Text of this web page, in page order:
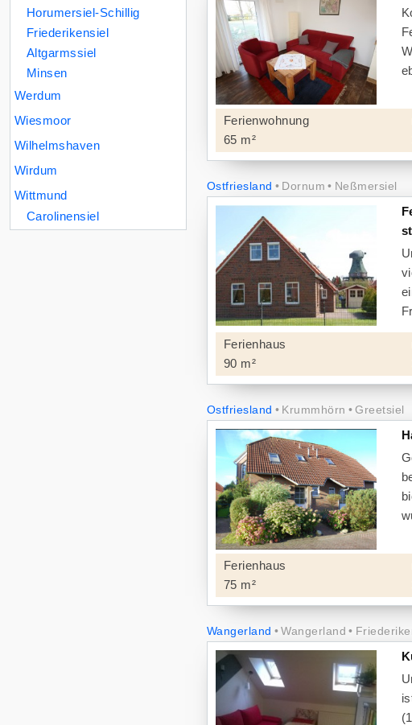
Horumersiel-Schillig
Friederikensiel
Altgarmssiel
Minsen
Werdum
Wiesmoor
Wilhelmshaven
Wirdum
Wittmund
Carolinensiel
Ferienwohnung
65 m²
Ostfriesland Dornum Neßmersiel
Ferienhaus
90 m²
Ostfriesland Krummhörn Greetsiel
Ferienhaus
75 m²
Wangerland Wangerland